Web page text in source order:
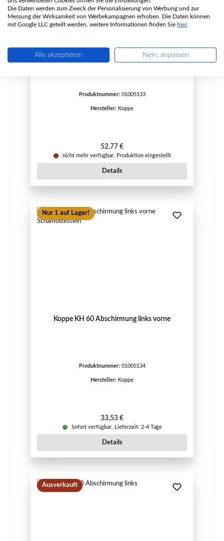
Koppe KH 60 Zugumlenkung oben
Produktnummer: 01005133
Hersteller: Koppe
Regulärer Preis:
52,77 €
nicht mehr verfügbar, Produktion eingestellt
Details
Nur 1 auf Lager!
Koppe KH 60 Abschirmung links vorne
Produktnummer: 01005134
Hersteller: Koppe
Regulärer Preis:
33,53 €
Sofort verfügbar, Lieferzeit: 2-4 Tage
Details
Ausverkauft
Die Daten werden zum Zweck der Personalisierung von Werbung und zur
Messung der Wirksamkeit von Werbekampagnen erhoben. Die Daten können
mit Google LLC geteilt werden, weitere Informationen finden Sie hier.
Alle akzeptieren Nein, anpassen